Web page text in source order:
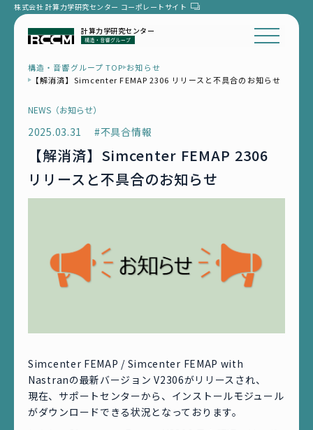
株式会社 計算力学研究センター コーポレートサイト
計算力学研究センター
構造・音響グループ TOP お知らせ
【解消済】Simcenter FEMAP 2306 リリースと不具合のお知らせ
NEWS（お知らせ）
2025.03.31 #不具合情報
【解消済】Simcenter FEMAP 2306
リリースと不具合のお知らせ
Simcenter FEMAP / Simcenter FEMAP with
Nastranの最新バージョン V2306がリリースされ、
現在、サポートセンターから、インストールモジュール
がダウンロードできる状況となっております。